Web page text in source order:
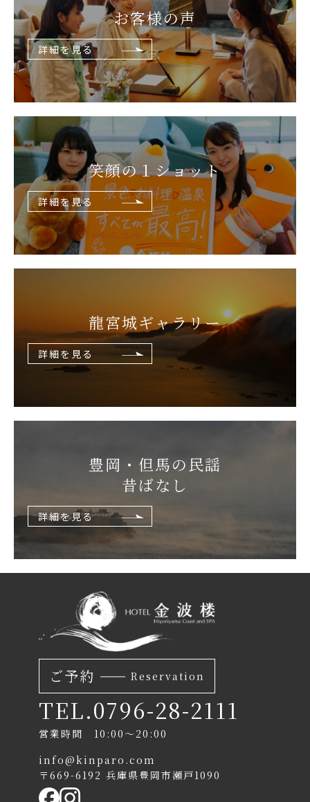
お客様の声
詳細を見る
笑顔の１ショット
詳細を見る
龍宮城ギャラリー
詳細を見る
豊岡・但馬の民謡
昔ばなし
詳細を見る
ご予約 Reservation
TEL.0796-28-2111
営業時間 10:00〜20:00
info@kinparo.com
〒669-6192 兵庫県豊岡市瀬戸1090